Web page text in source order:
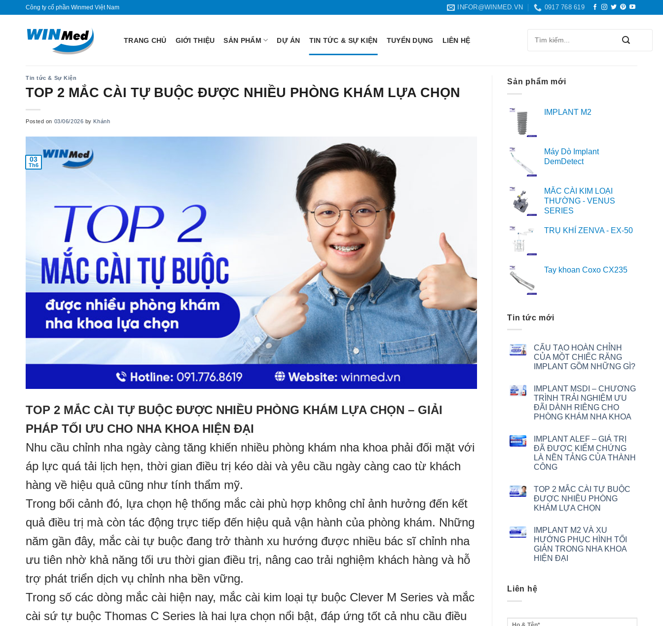
Công ty cổ phần Winmed Việt Nam INFOR@WINMED.VN 0917 768 619
TRANG CHỦ GIỚI THIỆU SẢN PHẨM DỰ ÁN TIN TỨC & SỰ KIỆN TUYỂN DỤNG LIÊN HỆ
Tin tức & Sự Kiện
TOP 2 MẮC CÀI TỰ BUỘC ĐƯỢC NHIỀU PHÒNG KHÁM LỰA CHỌN
Posted on 03/06/2026 by Khánh
03
Th6
TOP 2 MẮC CÀI TỰ BUỘC ĐƯỢC NHIỀU PHÒNG KHÁM LỰA CHỌN – GIẢI
PHÁP TỐI ƯU CHO NHA KHOA HIỆN ĐẠI
Nhu cầu chỉnh nha ngày càng tăng khiến nhiều phòng khám nha khoa phải đối mặt với
áp lực quá tải lịch hẹn, thời gian điều trị kéo dài và yêu cầu ngày càng cao từ khách
hàng về hiệu quả cũng như tính thẩm mỹ.
Trong bối cảnh đó, lựa chọn hệ thống mắc cài phù hợp không chỉ ảnh hưởng đến kết
quả điều trị mà còn tác động trực tiếp đến hiệu quả vận hành của phòng khám. Những
năm gần đây, mắc cài tự buộc đang trở thành xu hướng được nhiều bác sĩ chỉnh nha
ưu tiên nhờ khả năng tối ưu thời gian điều trị, nâng cao trải nghiệm khách hàng và hỗ
trợ phát triển dịch vụ chỉnh nha bền vững.
Trong số các dòng mắc cài hiện nay, mắc cài kim loại tự buộc Clever M Series và mắc
cài sứ tự buộc Thomas C Series là hai lựa chọn nổi bật, đáp ứng tốt cả nhu cầu điều
Sản phẩm mới
IMPLANT M2
Máy Dò Implant
DemDetect
MẮC CÀI KIM LOẠI
THƯỜNG - VENUS
SERIES
TRỤ KHÍ ZENVA - EX-50
Tay khoan Coxo CX235
Tin tức mới
CẤU TẠO HOÀN CHỈNH
CỦA MỘT CHIẾC RĂNG
IMPLANT GỒM NHỮNG GÌ?
IMPLANT MSDI – CHƯƠNG
TRÌNH TRẢI NGHIỆM ƯU
ĐÃI DÀNH RIÊNG CHO
PHÒNG KHÁM NHA KHOA
IMPLANT ALEF – GIÁ TRỊ
ĐÃ ĐƯỢC KIỂM CHỨNG
LÀ NỀN TẢNG CỦA THÀNH
CÔNG
TOP 2 MẮC CÀI TỰ BUỘC
ĐƯỢC NHIỀU PHÒNG
KHÁM LỰA CHỌN
IMPLANT M2 VÀ XU
HƯỚNG PHỤC HÌNH TỐI
GIẢN TRONG NHA KHOA
HIỆN ĐẠI
Liên hệ